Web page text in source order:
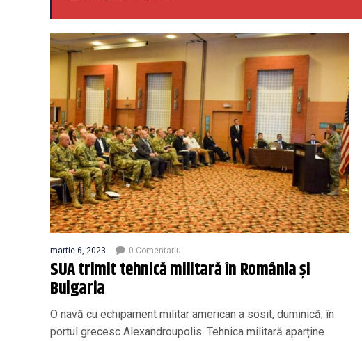
martie 6, 2023 0 Comentariu
SUA trimit tehnică militară în România și
Bulgaria
O navă cu echipament militar american a sosit, duminică, în
portul grecesc Alexandroupolis. Tehnica militară aparține